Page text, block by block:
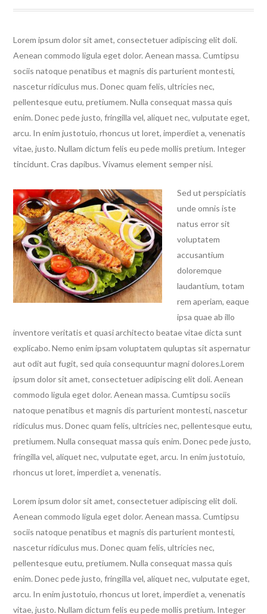
Lorem ipsum dolor sit amet, consectetuer adipiscing elit doli.
Aenean commodo ligula eget dolor. Aenean massa. Cumtipsu
sociis natoque penatibus et magnis dis parturient montesti,
nascetur ridiculus mus. Donec quam felis, ultricies nec,
pellentesque eutu, pretiumem.Nulla consequat massa quis
enim. Donec pede justo, fringilla vel, aliquet nec, vulputate eget,
arcu. In enim justotuio, rhoncus ut loret, imperdiet a, venenatis
vitae, justo. Nullam dictum felis eu pede mollis pretium. Integer
tincidunt. Cras dapibus. Vivamus element semper nisi.
Sed ut perspiciatis
unde omnis iste
natus error sit
voluptatem
accusantium
doloremque
laudantium, totam
rem aperiam, eaque
ipsa quae ab illo
inventore veritatis et quasi architecto beatae vitae dicta sunt
explicabo. Nemo enim ipsam voluptatem quluptas sit aspernatur
aut odit aut fugit, sed quia consequuntur magni dolores.Lorem
ipsum dolor sit amet, consectetuer adipiscing elit doli. Aenean
commodo ligula eget dolor. Aenean massa. Cumtipsu sociis
natoque penatibus et magnis dis parturient montesti, nascetur
ridiculus mus. Donec quam felis, ultricies nec, pellentesque eutu,
pretiumem. Nulla consequat massa quis enim. Donec pede justo,
fringilla vel, aliquet nec, vulputate eget, arcu. In enim justotuio,
rhoncus ut loret, imperdiet a, venenatis.
Lorem ipsum dolor sit amet, consectetuer adipiscing elit doli.
Aenean commodo ligula eget dolor. Aenean massa. Cumtipsu
sociis natoque penatibus et magnis dis parturient montesti,
nascetur ridiculus mus. Donec quam felis, ultricies nec,
pellentesque eutu, pretiumem. Nulla consequat massa quis
enim. Donec pede justo, fringilla vel, aliquet nec, vulputate eget,
arcu. In enim justotuio, rhoncus ut loret, imperdiet a, venenatis
vitae, justo. Nullam dictum felis eu pede mollis pretium. Integer